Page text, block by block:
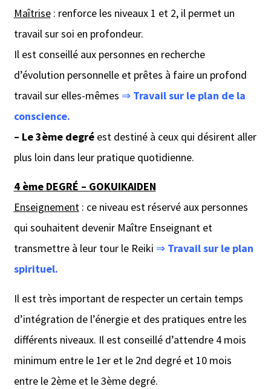
Maîtrise: renforce les niveaux 1 et 2, il permet un
travail sur soi en profondeur.
Il est conseillé aux personnes en recherche
d’évolution personnelle et prêtes à faire un profond
travail sur elles-mêmes ⇒ Travail sur le plan de la
conscience.
– Le 3ème degré est destiné à ceux qui désirent aller
plus loin dans leur pratique quotidienne.
4 ème DEGRÉ – GOKUIKAIDEN
Enseignement: ce niveau est réservé aux personnes
qui souhaitent devenir Maître Enseignant et
transmettre à leur tour le Reiki ⇒ Travail sur le plan
spirituel.
Il est très important de respecter un certain temps
d’intégration de l’énergie et des pratiques entre les
différents niveaux. Il est conseillé d’attendre 4 mois
minimum entre le 1er et le 2nd degré et 10 mois
entre le 2ème et le 3ème degré.